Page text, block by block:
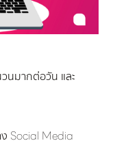
นมากต่อวัน และ
Social Media